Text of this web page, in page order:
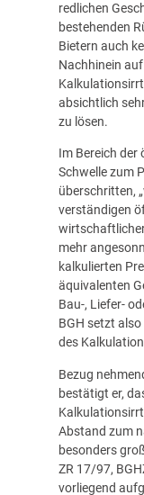
redlichen
bestehenden
Bietern auch
Nachhinein
absichtlich
zu lösen.
Im Bereich
Schwelle zum
überschritten,
verständigen
mehr
kalkulierten
äquivalenten
Bau-, Liefer-
BGH setzt
des
Bezug
bestätigt er,
Abstand zum
besonders
ZR 17/97,
vorliegend